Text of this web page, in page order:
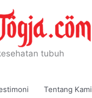
tubuh
Tentang Kami